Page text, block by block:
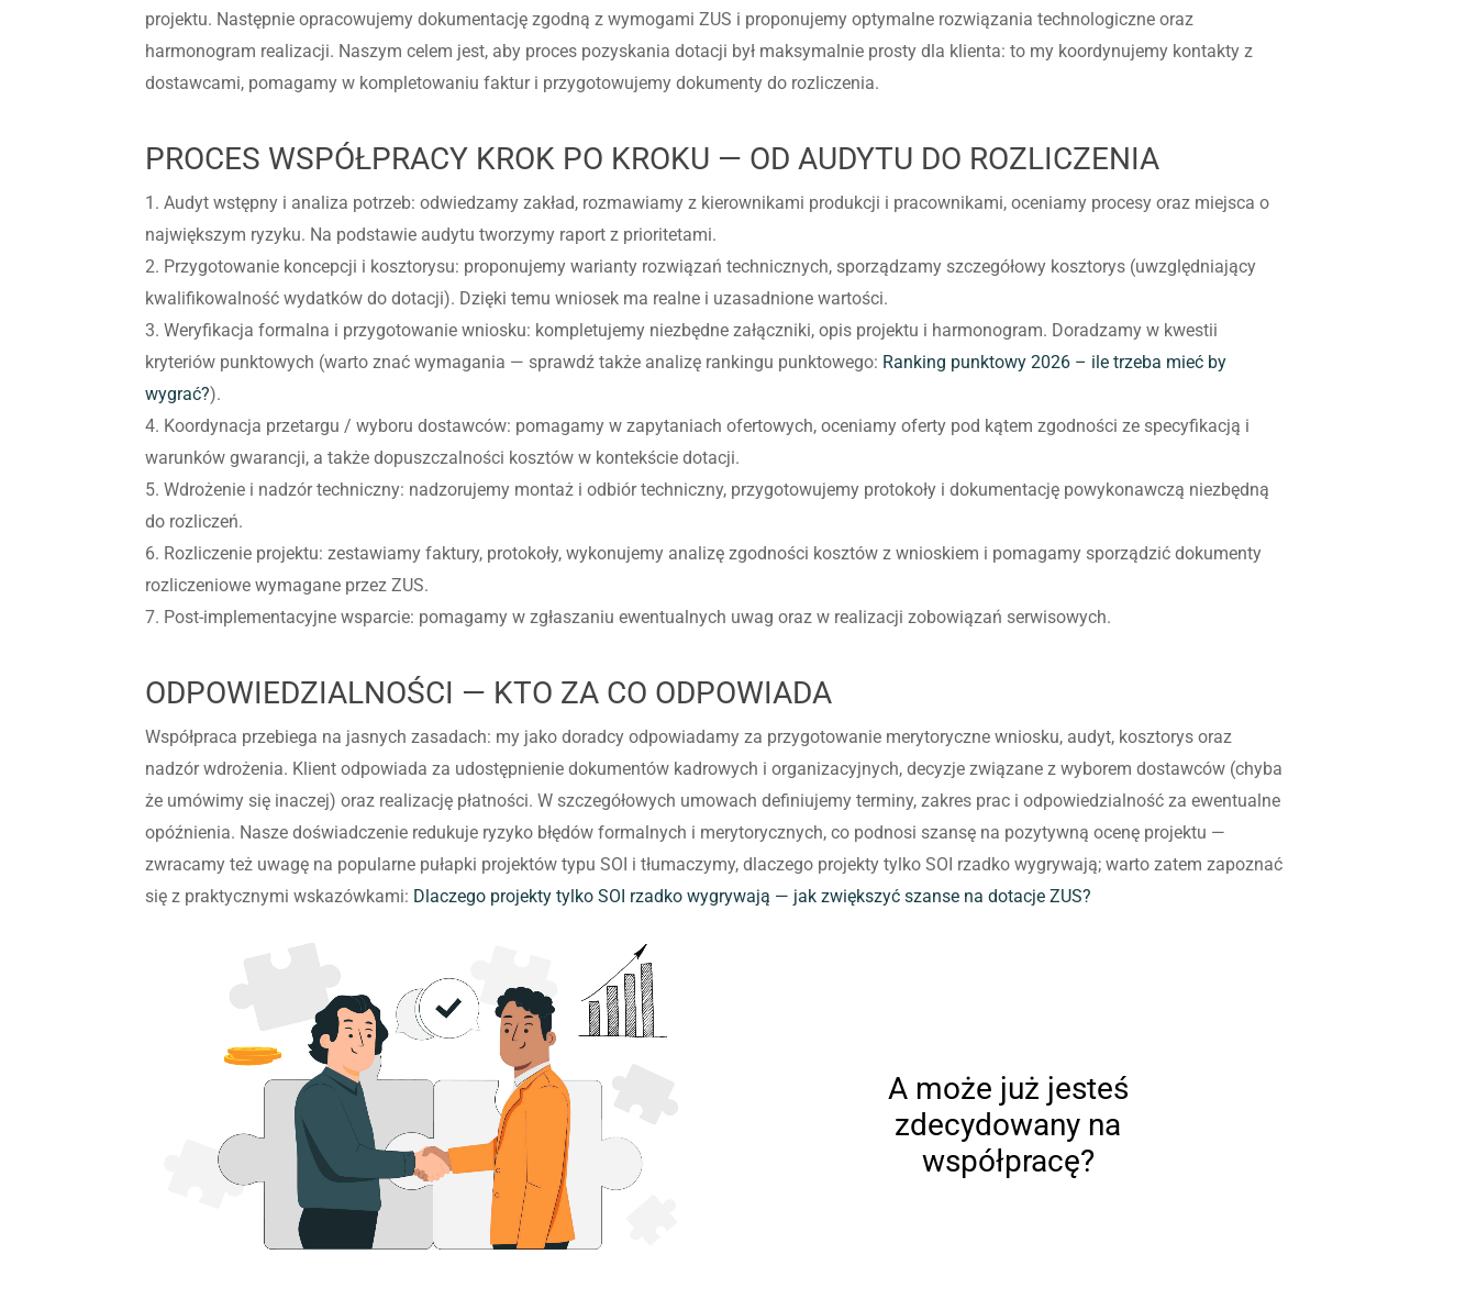
projektu. Następnie opracowujemy dokumentację zgodną z wymogami ZUS i proponujemy optymalne rozwiązania technologiczne oraz
harmonogram realizacji. Naszym celem jest, aby proces pozyskania dotacji był maksymalnie prosty dla klienta: to my koordynujemy kontakty z
dostawcami, pomagamy w kompletowaniu faktur i przygotowujemy dokumenty do rozliczenia.
PROCES WSPÓŁPRACY KROK PO KROKU — OD AUDYTU DO ROZLICZENIA
1. Audyt wstępny i analiza potrzeb: odwiedzamy zakład, rozmawiamy z kierownikami produkcji i pracownikami, oceniamy procesy oraz miejsca o
największym ryzyku. Na podstawie audytu tworzymy raport z prioritetami.
2. Przygotowanie koncepcji i kosztorysu: proponujemy warianty rozwiązań technicznych, sporządzamy szczegółowy kosztorys (uwzględniający
kwalifikowalność wydatków do dotacji). Dzięki temu wniosek ma realne i uzasadnione wartości.
3. Weryfikacja formalna i przygotowanie wniosku: kompletujemy niezbędne załączniki, opis projektu i harmonogram. Doradzamy w kwestii
kryteriów punktowych (warto znać wymagania — sprawdź także analizę rankingu punktowego: Ranking punktowy 2026 – ile trzeba mieć by
wygrać?).
4. Koordynacja przetargu / wyboru dostawców: pomagamy w zapytaniach ofertowych, oceniamy oferty pod kątem zgodności ze specyfikacją i
warunków gwarancji, a także dopuszczalności kosztów w kontekście dotacji.
5. Wdrożenie i nadzór techniczny: nadzorujemy montaż i odbiór techniczny, przygotowujemy protokoły i dokumentację powykonawczą niezbędną
do rozliczeń.
6. Rozliczenie projektu: zestawiamy faktury, protokoły, wykonujemy analizę zgodności kosztów z wnioskiem i pomagamy sporządzić dokumenty
rozliczeniowe wymagane przez ZUS.
7. Post-implementacyjne wsparcie: pomagamy w zgłaszaniu ewentualnych uwag oraz w realizacji zobowiązań serwisowych.
ODPOWIEDZIALNOŚCI — KTO ZA CO ODPOWIADA
Współpraca przebiega na jasnych zasadach: my jako doradcy odpowiadamy za przygotowanie merytoryczne wniosku, audyt, kosztorys oraz
nadzór wdrożenia. Klient odpowiada za udostępnienie dokumentów kadrowych i organizacyjnych, decyzje związane z wyborem dostawców (chyba
że umówimy się inaczej) oraz realizację płatności. W szczegółowych umowach definiujemy terminy, zakres prac i odpowiedzialność za ewentualne
opóźnienia. Nasze doświadczenie redukuje ryzyko błędów formalnych i merytorycznych, co podnosi szansę na pozytywną ocenę projektu —
zwracamy też uwagę na popularne pułapki projektów typu SOI i tłumaczymy, dlaczego projekty tylko SOI rzadko wygrywają; warto zatem zapoznać
się z praktycznymi wskazówkami: Dlaczego projekty tylko SOI rzadko wygrywają — jak zwiększyć szanse na dotacje ZUS?
A może już jesteś
zdecydowany na
współpracę?